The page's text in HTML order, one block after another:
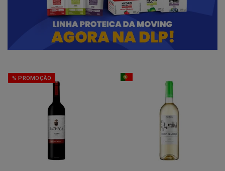
% PROMOÇÃO